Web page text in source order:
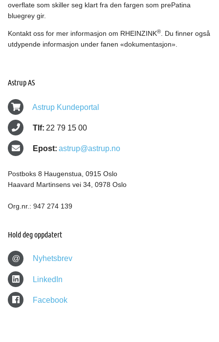
overflate som skiller seg klart fra den fargen som prePatina
bluegrey gir.
Kontakt oss for mer informasjon om RHEINZINK®
. Du finner også
utdypende informasjon under fanen «dokumentasjon».
Astrup AS
Astrup Kundeportal
Tlf: 22 79 15 00
Epost: astrup@astrup.no
Postboks 8 Haugenstua, 0915 Oslo
Haavard Martinsens vei 34, 0978 Oslo
Org.nr.: 947 274 139
Hold deg oppdatert
@ Nyhetsbrev
LinkedIn
Facebook